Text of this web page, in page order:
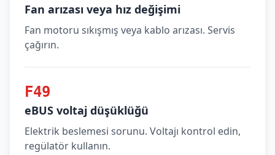
Fan arızası veya hız değişimi
Fan motoru sıkışmış veya kablo arızası. Servis
çağırın.
F49
eBUS voltaj düşüklüğü
Elektrik beslemesi sorunu. Voltajı kontrol edin,
regülatör kullanın.